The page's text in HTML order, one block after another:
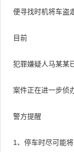
便寻找时机将车盗
目前
犯罪嫌疑人马某某
案件正在进一步侦
警方提醒
1、停车时尽可能